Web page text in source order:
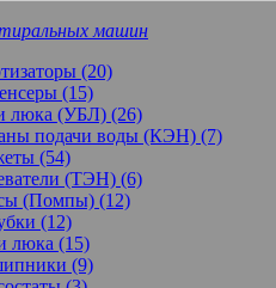
машин
(20)
(15)
люка (УБЛ) (26)
подачи воды (КЭН) (7)
(54)
(ТЭН) (6)
(Помпы) (12)
(12)
люка (15)
(9)